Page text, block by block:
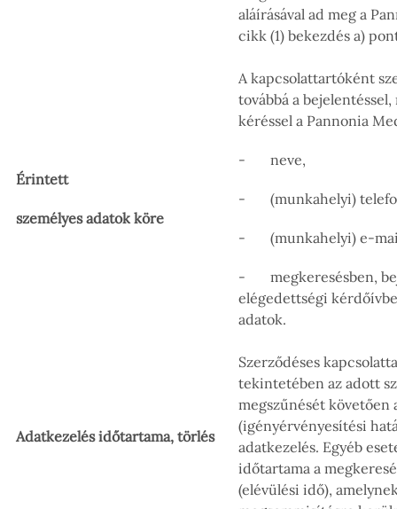
aláírásával ad meg a
cikk (1) bekezdés a)
Érintett
személyes adatok köre
A kapcsolattartóként
továbbá a
kéréssel a Pannonia
- neve,
- (munkahelyi)
- (munkahelyi) e-
- megkeresésben,
elégedettségi
adatok.
Adatkezelés időtartama, törlés
Szerződéses
tekintetében az adott
megszűnését követően
(igényérvényesítési
adatkezelés. Egyéb
időtartama a
(elévülési idő),